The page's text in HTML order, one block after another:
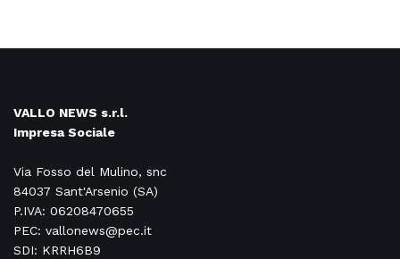
VALLO NEWS s.r.l.
Impresa Sociale
Via Fosso del Mulino, snc
84037 Sant'Arsenio (SA)
P.IVA: 06208470655
PEC: vallonews@pec.it
SDI: KRRH6B9